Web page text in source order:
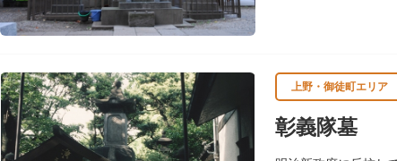
上野・御徒町エリア
彰義隊墓